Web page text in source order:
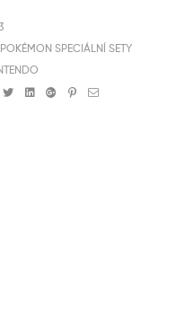
POKÉMON SPECIÁLNÍ SETY
FacebookTwitterLinkedinGoogle+Pinterest
Email